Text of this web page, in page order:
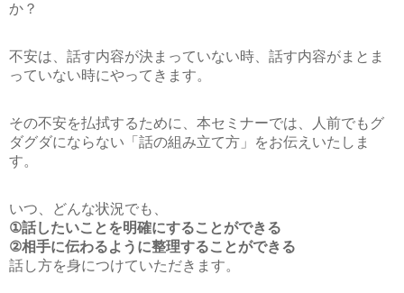
か？
不安は、話す内容が決まっていない時、話す内容がまとま
っていない時にやってきます。
その不安を払拭するために、本セミナーでは、人前でもグ
ダグダにならない「話の組み立て方」をお伝えいたしま
す。
いつ、どんな状況でも、
①話したいことを明確にすることができる
②相手に伝わるように整理することができる
話し方を身につけていただきます。